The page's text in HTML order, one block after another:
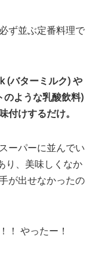
ず並ぶ定番料理で
バターミルク) や
ような乳酸飲料)
付けするだけ。
ーパーに並んでい
り、美味しくなか
が出せなかったの
！ やったー！